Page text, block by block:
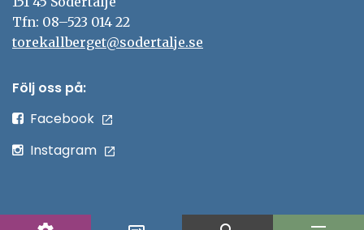
Tfn: 08–523 014 22
torekallberget@sodertalje.se
Följ oss på:
Facebook
Instagram